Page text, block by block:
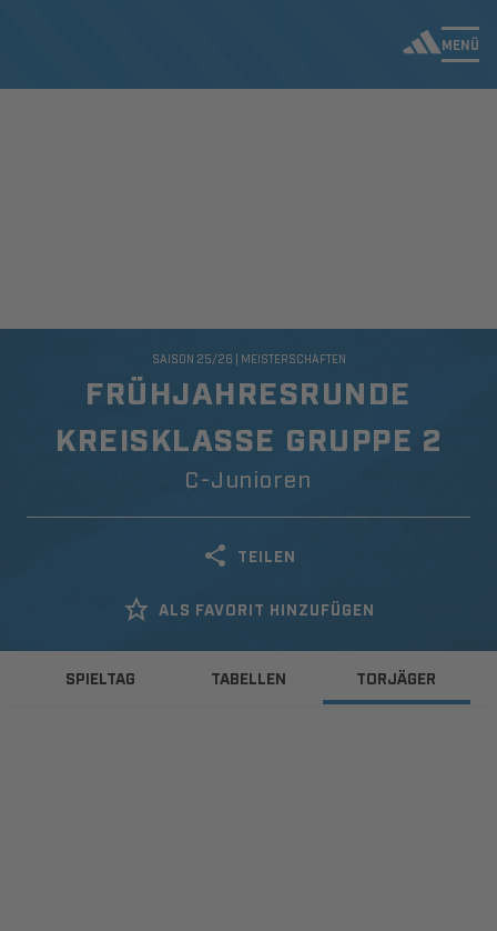
MENÜ
FRÜHJAHRESRUNDE
KREISKLASSE GRUPPE 2
C-Junioren
SAISON 25/26 | MEISTERSCHAFTEN
TEILEN
ALS FAVORIT HINZUFÜGEN
SPIELTAG TABELLEN TORJÄGER